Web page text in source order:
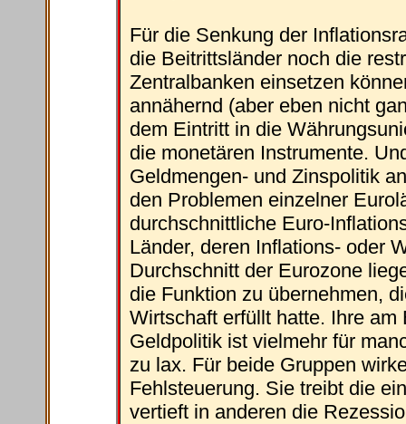
Für die Senkung der
die Beitrittsländer noch die
Zentralbanken einsetzen
annähernd (aber eben nicht
dem Eintritt in die
die monetären Instrumente.
Geldmengen- und Zinspolitik
den Problemen einzelner
durchschnittliche Euro-
Länder, deren Inflations- oder
Durchschnitt der Eurozone
die Funktion zu übernehmen,
Wirtschaft erfüllt hatte. Ihre
Geldpolitik ist vielmehr für
zu lax. Für beide Gruppen
Fehlsteuerung. Sie treibt die
vertieft in anderen die